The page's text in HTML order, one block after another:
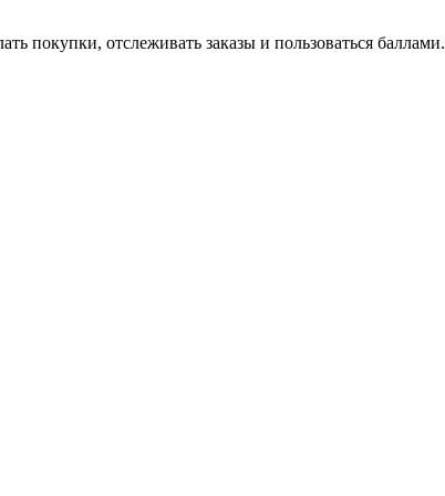
покупки, отслеживать заказы и пользоваться баллами.